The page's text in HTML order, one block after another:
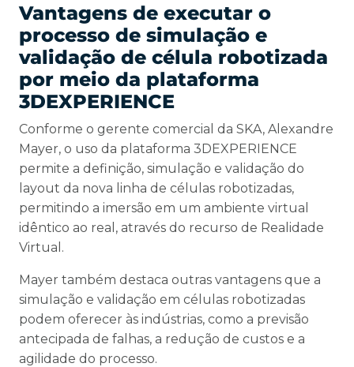
Vantagens de executar o
processo de simulação e
validação de célula robotizada
por meio da plataforma
3DEXPERIENCE
Conforme o gerente comercial da SKA, Alexandre
Mayer, o uso da plataforma 3DEXPERIENCE
permite a definição, simulação e validação do
layout da nova linha de células robotizadas,
permitindo a imersão em um ambiente virtual
idêntico ao real, através do recurso de Realidade
Virtual.
Mayer também destaca outras vantagens que a
simulação e validação em células robotizadas
podem oferecer às indústrias, como a previsão
antecipada de falhas, a redução de custos e a
agilidade do processo.